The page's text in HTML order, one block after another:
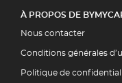
À PROPOS DE
Nous contacter
Conditions générales
Politique de